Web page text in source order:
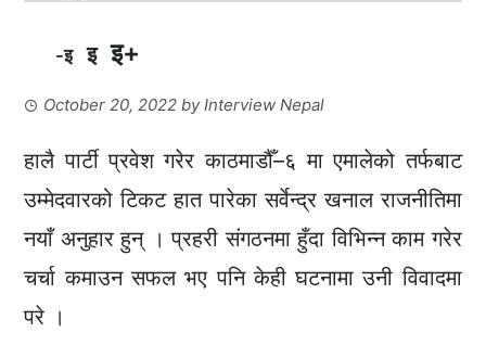
-इ इ इ+
October 20, 2022 byInterview Nepal
हालै पार्टी प्रवेश गरेर काठमाडौँ–६ मा एमालेको तर्फबाट
उम्मेदवारको टिकट हात पारेका सर्वेन्द्र खनाल राजनीतिमा
नयाँ अनुहार हुन् । प्रहरी संगठनमा हुँदा विभिन्न काम गरेर
चर्चा कमाउन सफल भए पनि केही घटनामा उनी विवादमा
परे ।